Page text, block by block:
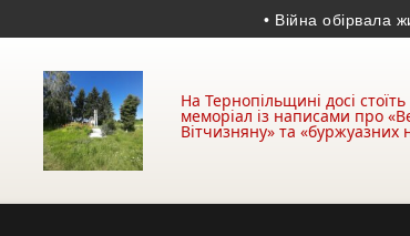
• Війна обірвала життя
На Тернопільщині досі
меморіал із написами про
Вітчизняну» та «буржуазних